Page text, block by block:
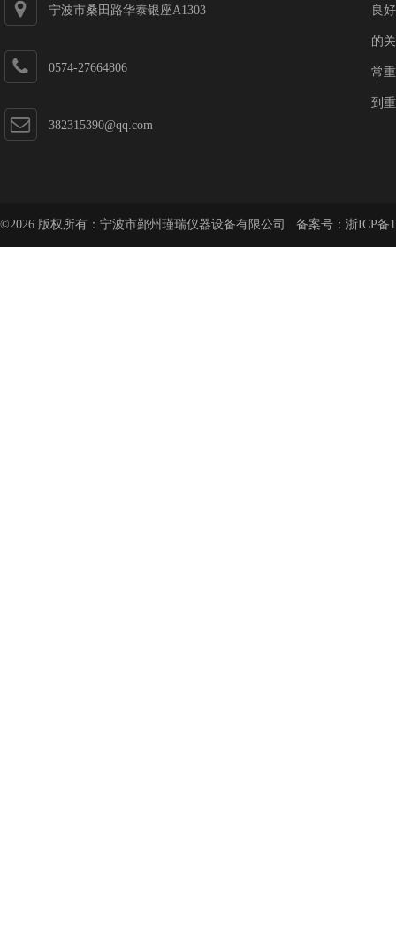
宁波市桑田路华泰银座A1303
0574-27664806
382315390@qq.com
良
的
常
到
©2026 版权所有：宁波市鄞州瑾瑞仪器设备有限公司 备案号： 浙ICP备